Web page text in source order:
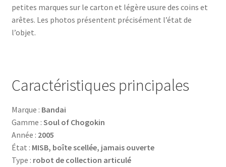
petites marques sur le carton et légère usure des coins et
arêtes. Les photos présentent précisément l’état de
l’objet.
Caractéristiques principales
Marque : Bandai
Gamme : Soul of Chogokin
Année : 2005
État : MISB, boîte scellée, jamais ouverte
Type : robot de collection articulé